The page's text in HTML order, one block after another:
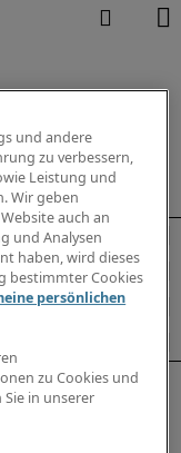
und andere
zu verbessern,
Leistung und
Wir geben
auch an
und Analysen
haben, wird dieses
bestimmter Cookies
persönlichen
zu Cookies und
in unserer